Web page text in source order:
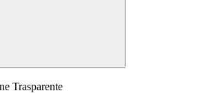
Trasparente